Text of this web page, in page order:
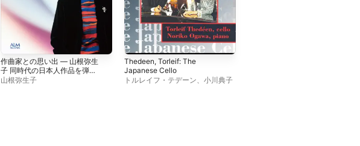
作曲家との思い出 ― 山根弥生
子 同時代の日本人作品を弾
く
山根弥生子
Thedeen, Torleif: The
Japanese Cello
トルレイフ・テデーン
小川典子